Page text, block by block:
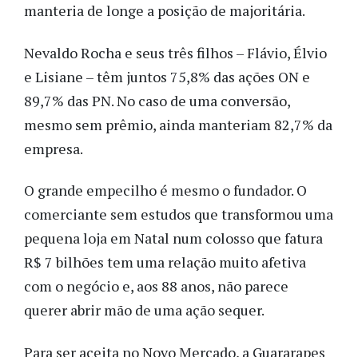
manteria de longe a posição de majoritária.
Nevaldo Rocha e seus três filhos – Flávio, Élvio
e Lisiane – têm juntos 75,8% das ações ON e
89,7% das PN. No caso de uma conversão,
mesmo sem prêmio, ainda manteriam 82,7% da
empresa.
O grande empecilho é mesmo o fundador. O
comerciante sem estudos que transformou uma
pequena loja em Natal num colosso que fatura
R$ 7 bilhões tem uma relação muito afetiva
com o negócio e, aos 88 anos, não parece
querer abrir mão de uma ação sequer.
Para ser aceita no Novo Mercado, a Guararapes